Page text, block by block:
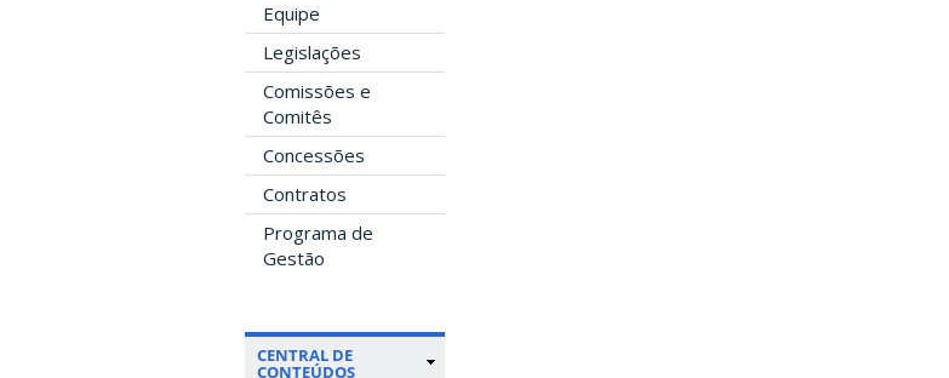
Equipe
Legislações
Comissões e
Comitês
Concessões
Contratos
Programa de
Gestão
CENTRAL DE
CONTEÚDOS